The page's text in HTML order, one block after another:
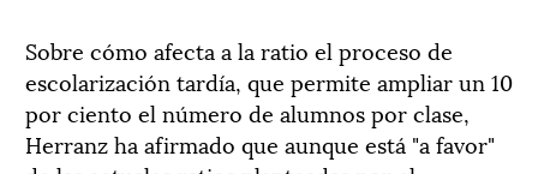
Sobre cómo afecta a la ratio el proceso de
escolarización tardía, que permite ampliar un 10
por ciento el número de alumnos por clase,
Herranz ha afirmado que aunque está "a favor"